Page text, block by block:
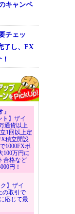
キャンペ
チェッ
了し、FX
ト】ザイ
通貨以上
1回以上定
積立開設
1000FXポ
100万円に
合格など
円！
】ザイ
の取引で
応じて最